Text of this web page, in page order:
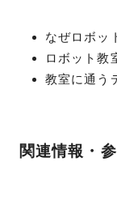
なぜロボッ
ロボット教
教室に通う
関連情報・